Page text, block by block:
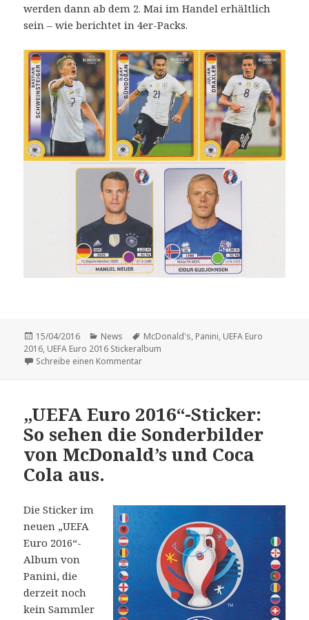
werden dann ab dem 2. Mai im Handel erhältlich
sein – wie berichtet in 4er-Packs.
Veröffentlicht
am
15/04/2016 Kategorien
News Schlagwörter
McDonald's, Panini, UEFA Euro
2016, UEFA Euro 2016 Stickeralbum
Schreibe einen Kommentarzu McDonald’s-Sondersticker für das
„UEFA Euro 2016“-Sticker:
So sehen die Sonderbilder
von McDonald’s und Coca
Cola aus.
Die Sticker im
neuen „UEFA
Euro 2016“-
Album von
Panini, die
derzeit noch
kein Sammler